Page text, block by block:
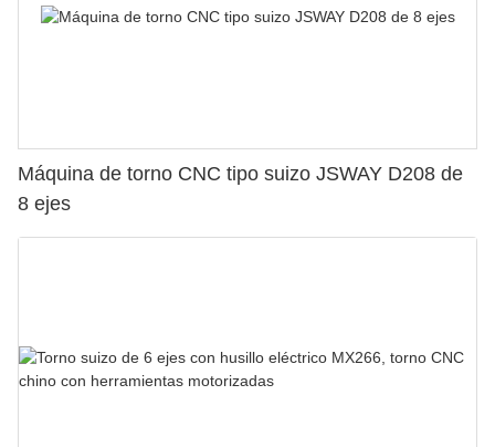
Máquina de torno CNC tipo suizo JSWAY D208 de
8 ejes